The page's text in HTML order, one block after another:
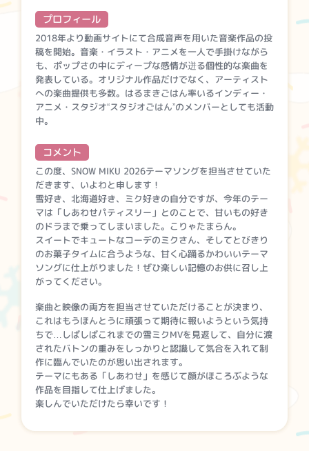
プロフィール
2018年より動画サイトにて合成音声を用いた音楽作品の投
稿を開始。音楽・イラスト・アニメを一人で手掛けながら
も、ポップさの中にディープな感情が迸る個性的な楽曲を
発表している。オリジナル作品だけでなく、アーティスト
への楽曲提供も多数。はるまきごはん率いるインディー・
アニメ・スタジオ“スタジオごはん”のメンバーとしても活動
中。
コメント
この度、SNOW MIKU 2026テーマソングを担当させていた
だきます、いよわと申します！
雪好き、北海道好き、ミク好きの自分ですが、今年のテー
マは「しあわせパティスリー」とのことで、甘いもの好き
のドラまで乗ってしまいました。こりゃたまらん。
スイートでキュートなコーデのミクさん、そしてとびきり
のお菓子タイムに合うような、甘く心踊るかわいいテーマ
ソングに仕上がりました！ぜひ楽しい記憶のお供に召し上
がってください。
楽曲と映像の両方を担当させていただけることが決まり、
これはもうほんとうに頑張って期待に報いようという気持
ちで…しばしばこれまでの雪ミクMVを見返して、自分に渡
されたバトンの重みをしっかりと認識して気合を入れて制
作に臨んでいたのが思い出されます。
テーマにもある「しあわせ」を感じて顔がほころぶような
作品を目指して仕上げました。
楽しんでいただけたら幸いです！